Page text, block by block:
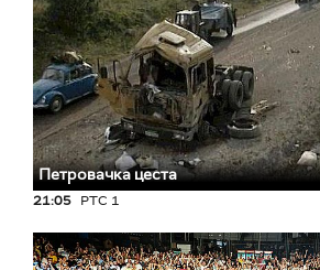
Петровачка цеста
21:05 РТС 1